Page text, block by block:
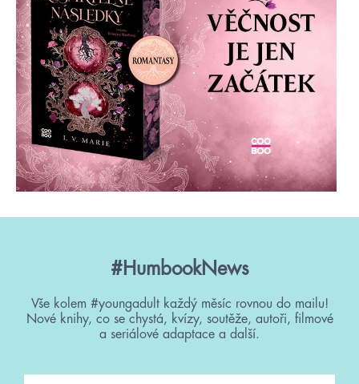
#HumbookNews
Vše kolem #youngadult každý měsíc rovnou do mailu!
Nové knihy, co se chystá, kvízy, soutěže, autoři, filmové
a seriálové adaptace a další.